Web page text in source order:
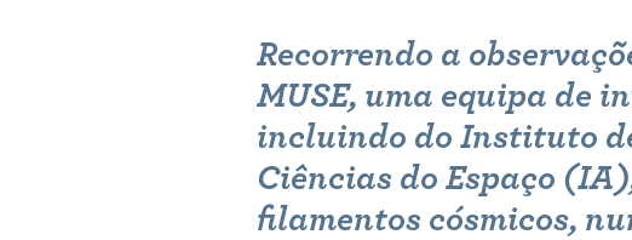
Recorrendo a
MUSE, uma equipa de
incluindo do Instituto
Ciências do Espaço (IA)
filamentos cósmicos,